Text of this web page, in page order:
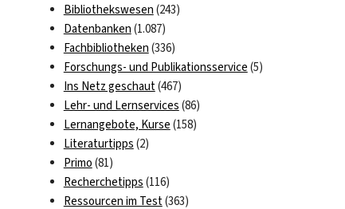
Bibliothekswesen (243)
Datenbanken (1.087)
Fachbibliotheken (336)
Forschungs- und Publikationsservice (5)
Ins Netz geschaut(467)
Lehr- und Lernservices (86)
Lernangebote, Kurse (158)
Literaturtipps (2)
Primo (81)
Recherchetipps (116)
Ressourcen im Test(363)